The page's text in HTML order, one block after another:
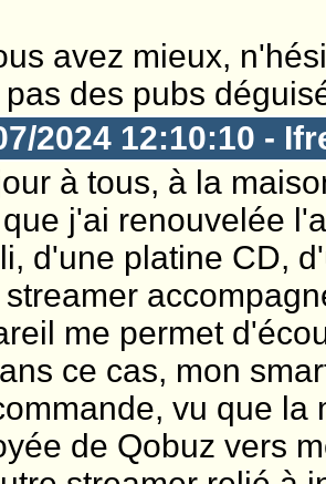
avez mieux,
pas des pubs
2024 12:10:10 -
à tous, à la
j'ai renouvelée
d'une platine CD,
me permet
ce cas, mon
vu que la
de Qobuz vers